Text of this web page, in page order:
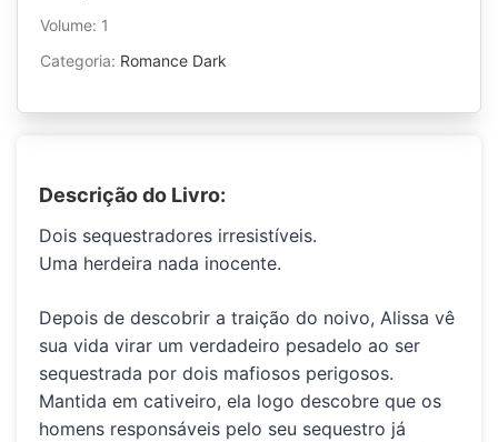
Volume: 1
Categoria: Romance Dark
Descrição do Livro:
Dois sequestradores irresistíveis.
Uma herdeira nada inocente.
Depois de descobrir a traição do noivo, Alissa vê
sua vida virar um verdadeiro pesadelo ao ser
sequestrada por dois mafiosos perigosos.
Mantida em cativeiro, ela logo descobre que os
homens responsáveis pelo seu sequestro já